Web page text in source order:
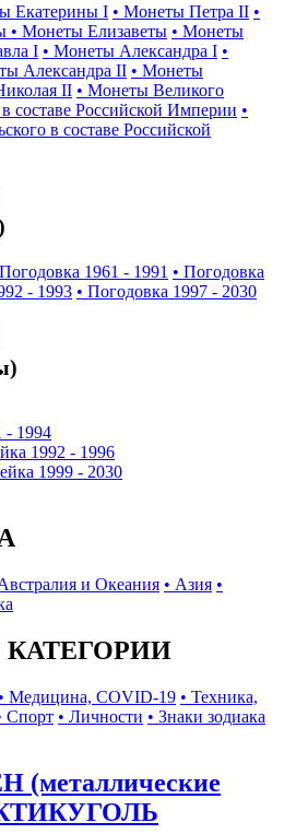
Екатерины I • Монеты Петра II •
• Монеты Елизаветы • Монеты
I • Монеты Александра I •
Александра II • Монеты
II • Монеты Великого
составе Российской Империи •
в составе Российской
1961 - 1991 • Погодовка
- 1993 • Погодовка 1997 - 2030
- 1994
1992 - 1996
1999 - 2030
и Океания • Азия •
• Медицина, COVID-19 • Техника,
Спорт • Личности • Знаки зодиака